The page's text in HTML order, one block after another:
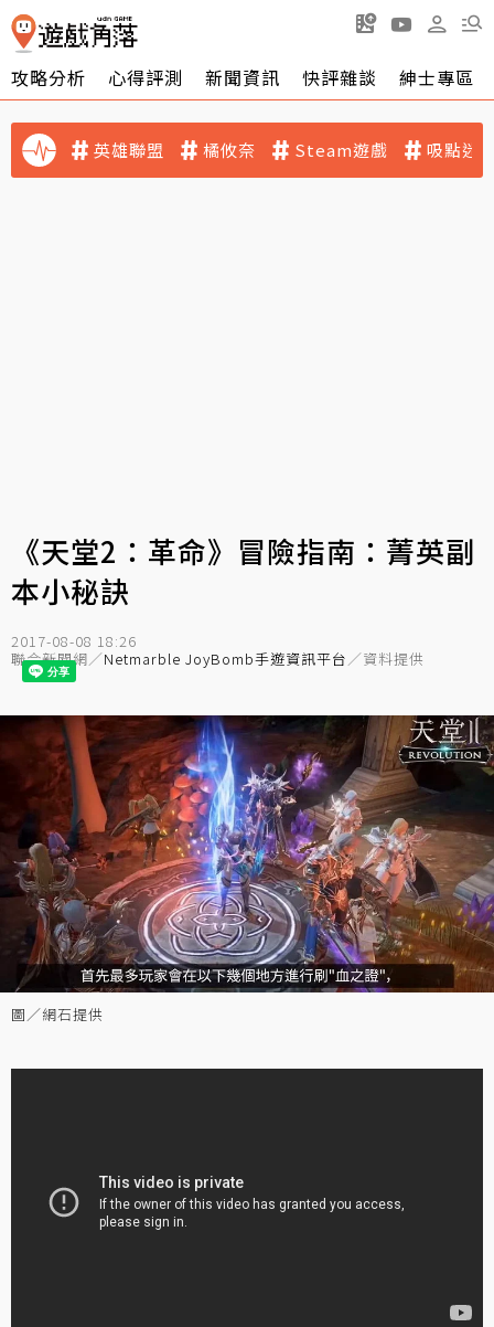
攻略分析 心得評測 新聞資訊 快評雜談 紳士專區
英雄聯盟 橘攸奈 Steam遊戲 吸點迷
《天堂2：革命》冒險指南：菁英副
本小秘訣
2017-08-08 18:26
聯合新聞網／Netmarble JoyBomb手遊資訊平台／資料提供
圖／網石提供